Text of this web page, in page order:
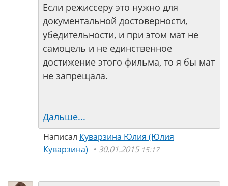
Если режиссеру это нужно для
документальной достоверности,
убедительности, и при этом мат не
самоцель и не единственное
достижение этого фильма, то я бы мат
не запрещала.
Дальше...
Написал Куварзина Юлия (Юлия
Куварзина)
30.01.2015 15:17